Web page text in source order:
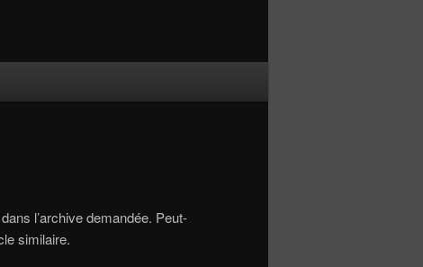
l’archive demandée. Peut-
similaire.